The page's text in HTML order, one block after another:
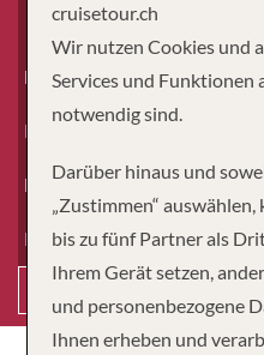
Erwachsene
Kinder
Dauer
Reiseart
cruisetour.ch
Wir nutzen Cookies und
Services und Funktionen
notwendig sind.
Darüber hinaus und
„Zustimmen“
bis zu fünf Partner als
Ihrem Gerät setzen,
und personenbezogene
Ihnen erheben und